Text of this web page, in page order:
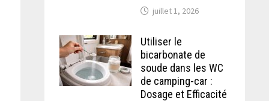
juillet 1, 2026
Utiliser le
bicarbonate de
soude dans les WC
de camping-car :
Dosage et Efficacité